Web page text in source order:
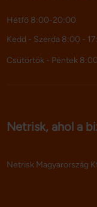
Hétfő 8:00-20:00
Kedd - Szerda 8:00 -
Csütörtök - Péntek
Netrisk, ahol a
Netrisk Magyarország